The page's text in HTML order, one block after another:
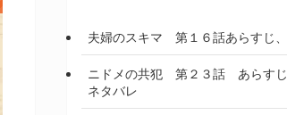
夫婦のスキマ 第１６話あらすじ
ニドメの共犯 第２３話 あらすじ
ネタバレ